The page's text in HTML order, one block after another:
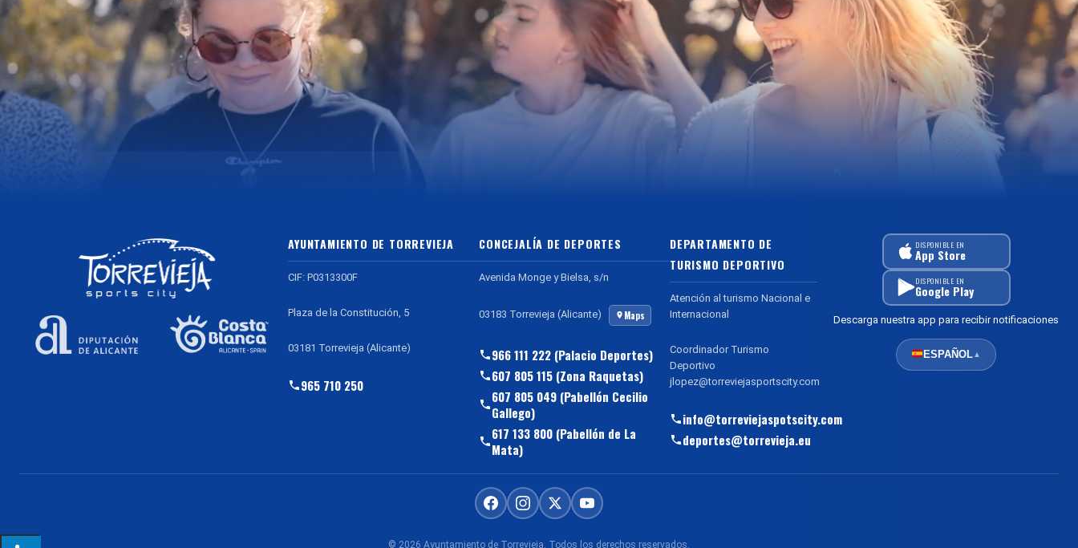
AYUNTAMIENTO DE TORREVIEJA
CIF: P0313300F
Plaza de la Constitución, 5
03181 Torrevieja (Alicante)
965 710 250
CONCEJALÍA DE DEPORTES
Avenida Monge y Bielsa, s/n
03183 Torrevieja (Alicante) Maps
966 111 222 (Palacio Deportes)
607 805 115 (Zona Raquetas)
607 805 049 (Pabellón Cecilio
Gallego)
617 133 800 (Pabellón de La
Mata)
DEPARTAMENTO DE
TURISMO DEPORTIVO
Atención al turismo Nacional e
Internacional
Coordinador Turismo
Deportivo
jlopez@torreviejasportscity.com
info@torreviejaspotscity.com
deportes@torrevieja.eu
DISPONIBLE EN
App Store
DISPONIBLE EN
Google Play
Descarga nuestra app para recibir notificaciones
ESPAÑOL▲
© 2026 Ayuntamiento de Torrevieja. Todos los derechos reservados.